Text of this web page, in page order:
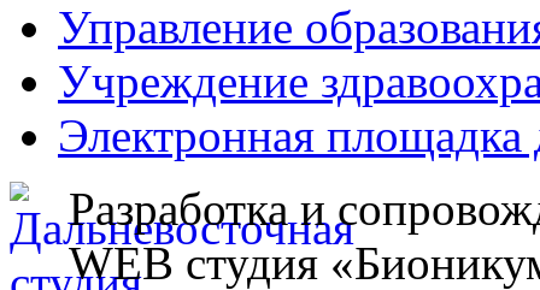
Управление
Учреждение
Электронная площадка
Разработка и
WEB студия